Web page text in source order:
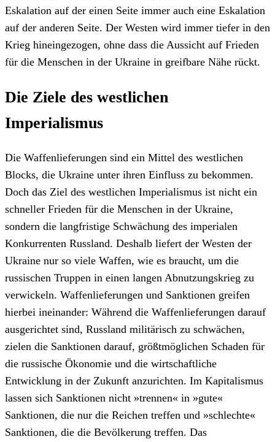
Eskalation auf der einen Seite immer auch eine Eskalation
auf der anderen Seite. Der Westen wird immer tiefer in den
Krieg hineingezogen, ohne dass die Aussicht auf Frieden
für die Menschen in der Ukraine in greifbare Nähe rückt.
Die Ziele des westlichen
Imperialismus
Die Waffenlieferungen sind ein Mittel des westlichen
Blocks, die Ukraine unter ihren Einfluss zu bekommen.
Doch das Ziel des westlichen Imperialismus ist nicht ein
schneller Frieden für die Menschen in der Ukraine,
sondern die langfristige Schwächung des imperialen
Konkurrenten Russland. Deshalb liefert der Westen der
Ukraine nur so viele Waffen, wie es braucht, um die
russischen Truppen in einen langen Abnutzungskrieg zu
verwickeln. Waffenlieferungen und Sanktionen greifen
hierbei ineinander: Während die Waffenlieferungen darauf
ausgerichtet sind, Russland militärisch zu schwächen,
zielen die Sanktionen darauf, größtmöglichen Schaden für
die russische Ökonomie und die wirtschaftliche
Entwicklung in der Zukunft anzurichten. Im Kapitalismus
lassen sich Sanktionen nicht »trennen« in »gute«
Sanktionen, die nur die Reichen treffen und »schlechte«
Sanktionen, die die Bevölkerung treffen. Das